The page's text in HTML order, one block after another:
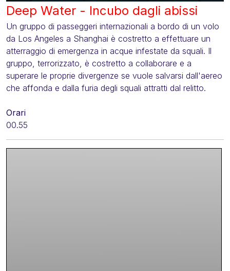
Deep Water - Incubo dagli abissi
Un gruppo di passeggeri internazionali a bordo di un volo
da Los Angeles a Shanghai è costretto a effettuare un
atterraggio di emergenza in acque infestate da squali. Il
gruppo, terrorizzato, è costretto a collaborare e a
superare le proprie divergenze se vuole salvarsi dall'aereo
che affonda e dalla furia degli squali attratti dal relitto.
Orari
00.55